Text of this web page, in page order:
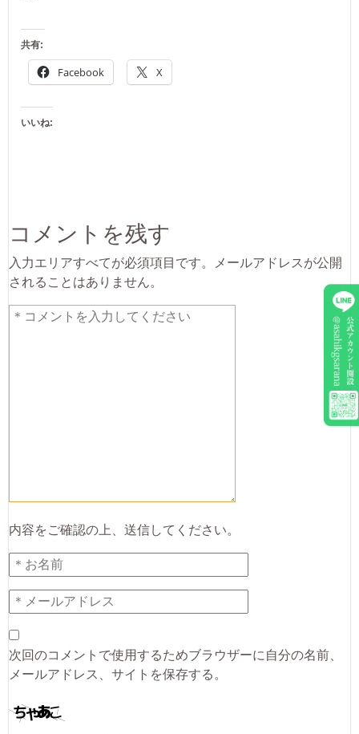
共有:
Facebook X
いいね:
コメントを残す
入力エリアすべてが必須項目です。メールアドレスが公開
されることはありません。
内容をご確認の上、送信してください。
次回のコメントで使用するためブラウザーに自分の名前、
メールアドレス、サイトを保存する。